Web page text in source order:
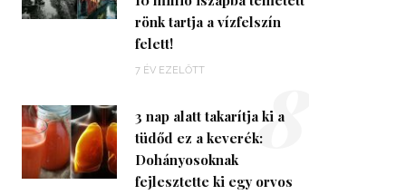
rönk tartja a vízfelszín
felett!
7 ÉV EZELŐTT
3 nap alatt takarítja ki a
tüdőd ez a keverék:
Dohányosoknak
fejlesztette ki egy orvos
8